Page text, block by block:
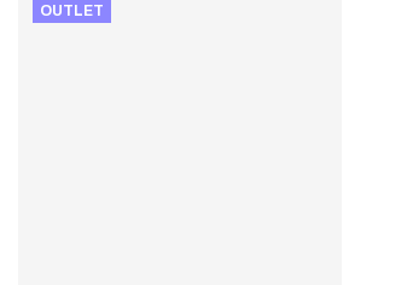
OUTLET